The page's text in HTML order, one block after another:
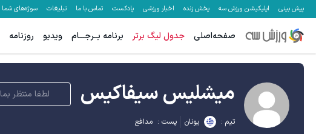
پیش بینی اپلیکیشن ورزش سه پخش زنده اخبار ورزشی پادکست تماس با ما تبلیغات سوژه‌های شما
صفحه‌اصلی جدول لیگ برتر برنامه بــرجـــام ویدیو روزنامه
میشلیس سیفاکیس لطفا منتظر
تیم : یونان پست : مدافع